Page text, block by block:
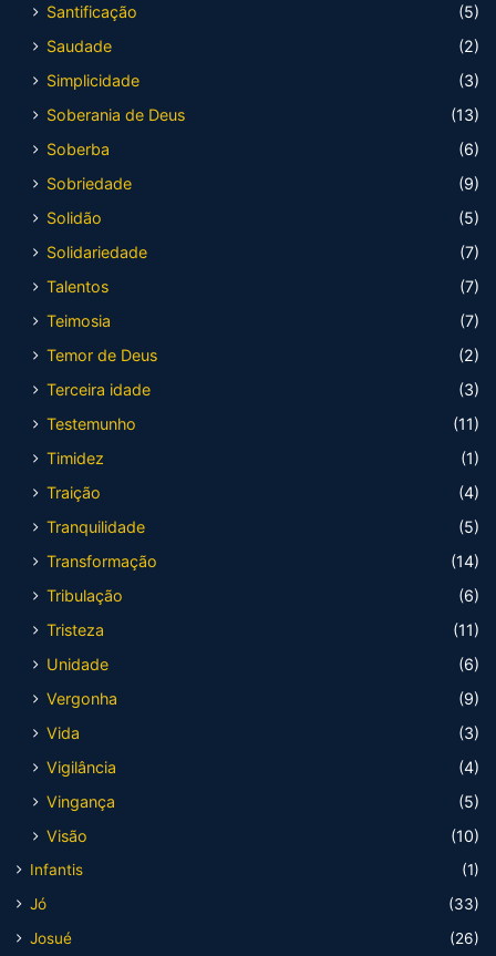
Santificação
(5)
Saudade
(2)
Simplicidade
(3)
Soberania de Deus
(13)
Soberba
(6)
Sobriedade
(9)
Solidão
(5)
Solidariedade
(7)
Talentos
(7)
Teimosia
(7)
Temor de Deus
(2)
Terceira idade
(3)
Testemunho
(11)
Timidez
(1)
Traição
(4)
Tranquilidade
(5)
Transformação
(14)
Tribulação
(6)
Tristeza
(11)
Unidade
(6)
Vergonha
(9)
Vida
(3)
Vigilância
(4)
Vingança
(5)
Visão
(10)
Infantis
(1)
Jó
(33)
Josué
(26)